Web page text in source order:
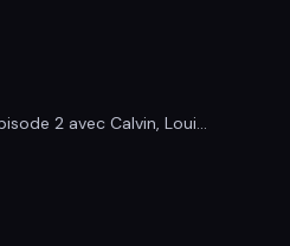
2 avec Calvin, Loui...